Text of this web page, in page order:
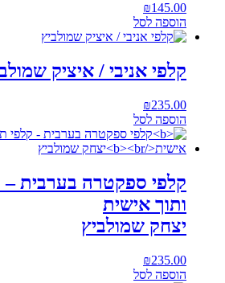
₪145.00
הוספה לסל
קלפי אניבי / איציק
₪235.00
הוספה לסל
קלפי ספקטרה בערבית –
ותוך אישית
יצחק שמולביץ
₪235.00
הוספה לסל